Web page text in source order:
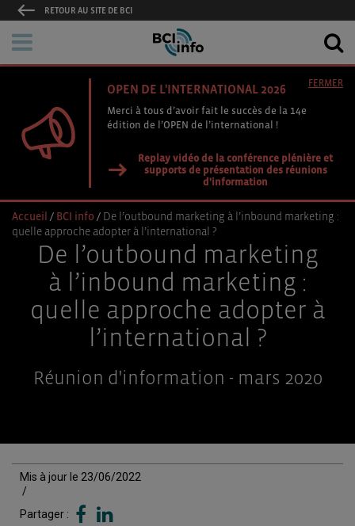
RETOUR AU SITE DE BCI
OPEN DE L'INTERNATIONAL 2026
Merci à tous d’avoir fait le succès de la 14e
édition de l’OPEN de l’international !
Replay vidéo de la conférence plénière et
supports de présentation des réunions
d'information
FERMER
Accueil / BCI info / De l’outbound marketing à l’inbound marketing :
quelle approche adopter à l’international ?
De l’outbound marketing
à l’inbound marketing :
quelle approche adopter à
l’international ?
Réunion d'information - mars 2020
Mis à jour le 23/06/2022
/
Partager :